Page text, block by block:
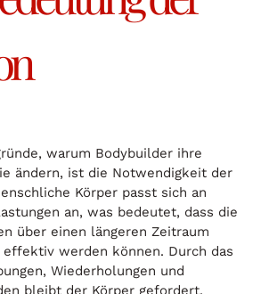
warum Bodybuilder ihre
ändern, ist die Notwendigkeit der
Körper passt sich an
an, was bedeutet, dass die
über einen längeren Zeitraum
werden können. Durch das
Wiederholungen und
bleibt der Körper gefordert.